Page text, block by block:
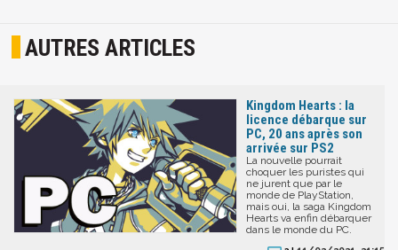
AUTRES ARTICLES
Kingdom Hearts : la
licence débarque sur
PC, 20 ans après son
arrivée sur PS2
La nouvelle pourrait
choquer les puristes qui
ne jurent que par le
monde de PlayStation,
mais oui, la saga Kingdom
Hearts va enfin débarquer
dans le monde du PC.